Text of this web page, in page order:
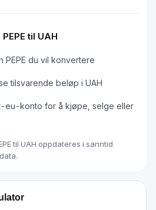
til UAH
PEPE du vil konvertere
tilsvarende beløp i UAH
eu-konto for å kjøpe, selge eller
til UAH oppdateres i sanntid